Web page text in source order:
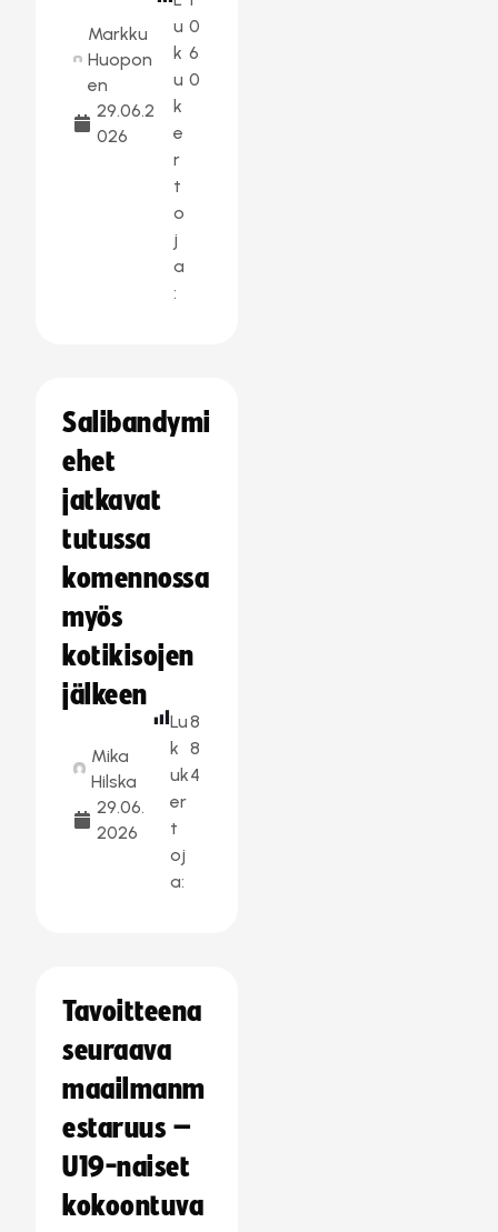
Markku
Huopon
en
29.06.2
026
u
k
u
k
e
r
t
o
j
a
:
0
6
0
Salibandymi
ehet
jatkavat
tutussa
komennossa
myös
kotikisojen
jälkeen
Mika
Hilska
29.06.
2026
Lu
k
uk
er
t
oj
a:
8
8
4
Tavoitteena
seuraava
maailmanm
estaruus –
U19-naiset
kokoontuva